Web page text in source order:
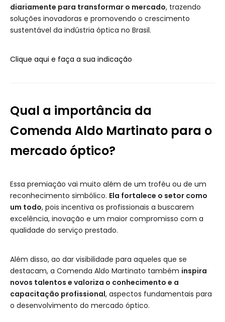
diariamente para transformar o mercado, trazendo
soluções inovadoras e promovendo o crescimento
sustentável da indústria óptica no Brasil.
Clique aqui e faça a sua indicação
Qual a importância da
Comenda Aldo Martinato para o
mercado óptico?
Essa premiação vai muito além de um troféu ou de um
reconhecimento simbólico. Ela fortalece o setor como
um todo, pois incentiva os profissionais a buscarem
excelência, inovação e um maior compromisso com a
qualidade do serviço prestado.
Além disso, ao dar visibilidade para aqueles que se
destacam, a Comenda Aldo Martinato também inspira
novos talentos e valoriza o conhecimento e a
capacitação profissional, aspectos fundamentais para
o desenvolvimento do mercado óptico.